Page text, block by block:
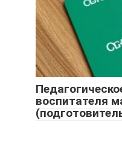
воспитателя